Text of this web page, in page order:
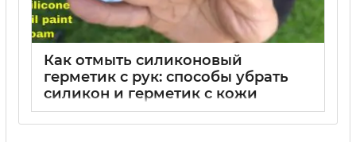
Как отмыть силиконовый
герметик с рук: способы убрать
силикон и герметик с кожи